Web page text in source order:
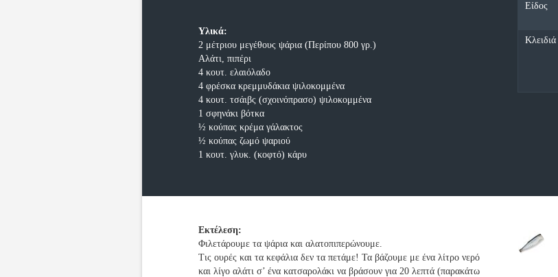
Υλικά:
2 μέτριου μεγέθους ψάρια (Περίπου 800 γρ.)
Αλάτι, πιπέρι
4 κουτ. ελαιόλαδο
4 φρέσκα κρεμμυδάκια ψιλοκομμένα
4 κουτ. τσάιβς (σχοινόπρασο) ψιλοκομμένα
1 σφηνάκι βότκα
½ κούπας κρέμα γάλακτος
½ κούπας ζωμό ψαριού
1 κουτ. γλυκ. (κοφτό) κάρυ
Είδος
Κλειδιά
Εκτέλεση:
Φιλετάρουμε τα ψάρια και αλατοπιπερώνουμε.
Τις ουρές και τα κεφάλια δεν τα πετάμε! Τα βάζουμε με ένα λίτρο νερό
και λίγο αλάτι σ’ ένα κατσαρολάκι να βράσουν για 20 λεπτά (παρακάτω